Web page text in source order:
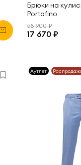
Брюки на
Portofino
58 900 ₽
17 670 ₽
Аутлет